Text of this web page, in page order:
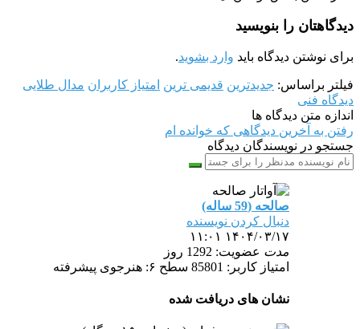
دیدگاهتان را بنویسید
برای نوشتن دیدگاه باید وارد بشوید.
فیلتر براساس: جدیدترین قدیمی ترین امتیاز کاربران مدال طلایی
دیدگاه فنی
اندازه متن دیدگاه ها
رفتن به آخرین دیدگاهی که خوانده ام
جستجو در نویسندگان دیدگاه
صالحه (59 ساله)
دنبال کردن نویسنده
۱۴۰۴/۰۳/۱۷ ۱۱:۰۱
مدت عضویت: 1292 روز
امتیاز کاربر: 85801
سطح ۶: هنرجوی پیشرفته
نشان های دریافت شده